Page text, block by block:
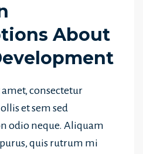
About
consectetur
et sem sed
odio neque. Aliquam
quis rutrum mi